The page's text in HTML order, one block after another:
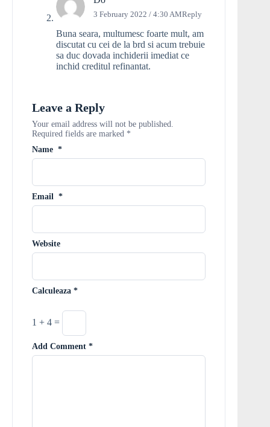
3 February 2022 / 4:30 AMReply
Buna seara, multumesc foarte mult, am
discutat cu cei de la brd si acum trebuie
sa duc dovada inchiderii imediat ce
inchid creditul refinantat.
Leave a Reply
Your email address will not be published.
Required fields are marked *
Name *
Email *
Website
Calculeaza *
1 + 4 =
Add Comment *